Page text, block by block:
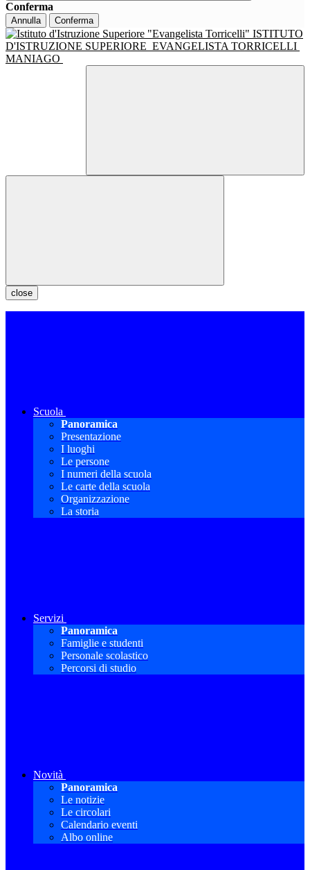
Conferma
Annulla Conferma
ISTITUTO
D'ISTRUZIONE SUPERIORE EVANGELISTA TORRICELLI
MANIAGO
close
Scuola
Panoramica
Presentazione
I luoghi
Le persone
I numeri della scuola
Le carte della scuola
Organizzazione
La storia
Servizi
Panoramica
Famiglie e studenti
Personale scolastico
Percorsi di studio
Novità
Panoramica
Le notizie
Le circolari
Calendario eventi
Albo online